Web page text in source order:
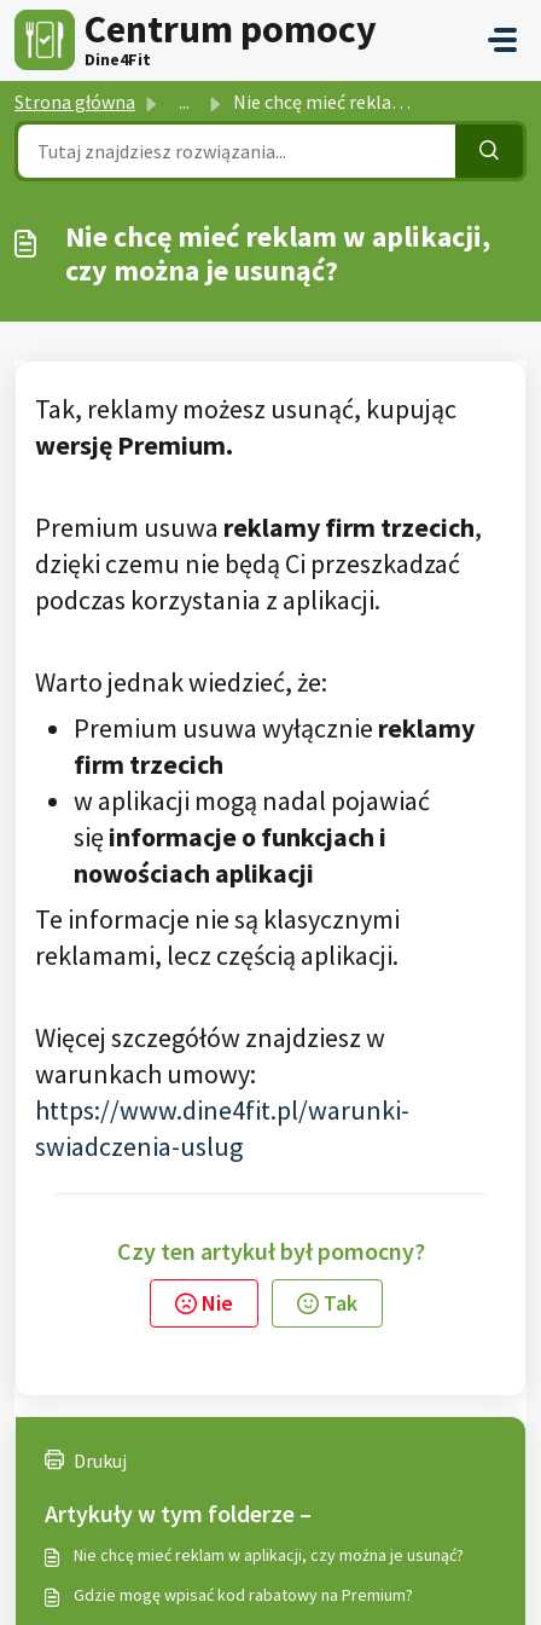
Przejdź do głównej treści
Centrum pomocy
Dine4Fit
Strona główna ... Nie chcę mieć reklam w aplikacji, czy można je usunąć?
Nie chcę mieć reklam w aplikacji,
czy można je usunąć?
Tak, reklamy możesz usunąć, kupując
wersję Premium.
Premium usuwa reklamy firm trzecich,
dzięki czemu nie będą Ci przeszkadzać
podczas korzystania z aplikacji.
Warto jednak wiedzieć, że:
Premium usuwa wyłącznie reklamy
firm trzecich
w aplikacji mogą nadal pojawiać
się informacje o funkcjach i
nowościach aplikacji
Te informacje nie są klasycznymi
reklamami, lecz częścią aplikacji.
Więcej szczegółów znajdziesz w
warunkach umowy:
https://www.dine4fit.pl/warunki-
swiadczenia-uslug
Czy ten artykuł był pomocny?
Nie Tak
Drukuj
Artykuły w tym folderze –
Nie chcę mieć reklam w aplikacji, czy można je usunąć?
Gdzie mogę wpisać kod rabatowy na Premium?